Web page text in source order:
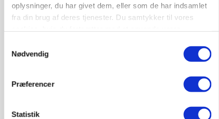
oplysninger, du har givet dem, eller som de har indsamlet
fra din brug af deres tjenester. Du samtykker til vores
Nødvendig
Præferencer
Statistik
Anlæg Kloak
Maskinstation